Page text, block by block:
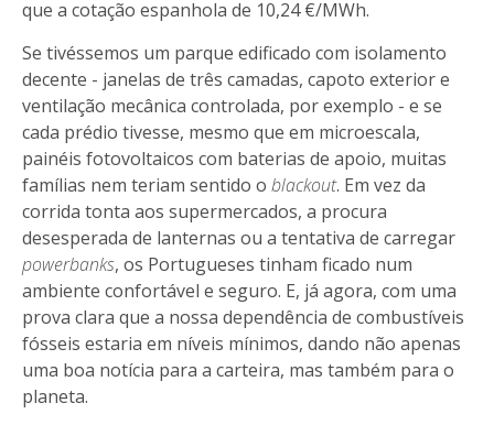
que a cotação espanhola de 10,24 €/MWh.
Se tivéssemos um parque edificado com isolamento
decente - janelas de três camadas, capoto exterior e
ventilação mecânica controlada, por exemplo - e se
cada prédio tivesse, mesmo que em microescala,
painéis fotovoltaicos com baterias de apoio, muitas
famílias nem teriam sentido o blackout. Em vez da
corrida tonta aos supermercados, a procura
desesperada de lanternas ou a tentativa de carregar
powerbanks, os Portugueses tinham ficado num
ambiente confortável e seguro. E, já agora, com uma
prova clara que a nossa dependência de combustíveis
fósseis estaria em níveis mínimos, dando não apenas
uma boa notícia para a carteira, mas também para o
planeta.